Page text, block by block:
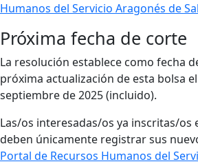
Humanos del Servicio Aragonés de
Próxima fecha de corte
La resolución establece como fecha
próxima actualización de esta bolsa
septiembre de 2025 (incluido).
Las/os interesadas/os ya inscritas/os
deben únicamente registrar sus
Portal de Recursos Humanos del